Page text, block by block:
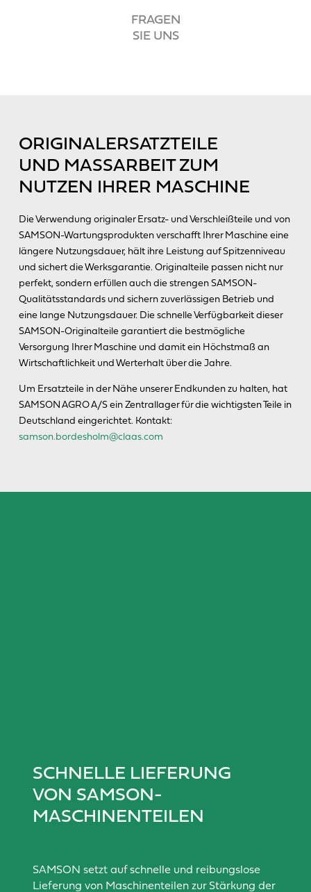
FRAGEN
SIE UNS
ORIGINALERSATZTEILE
UND MASSARBEIT ZUM
NUTZEN IHRER MASCHINE
Die Verwendung originaler Ersatz- und Verschleißteile und von
SAMSON-Wartungsprodukten verschafft Ihrer Maschine eine
längere Nutzungsdauer, hält ihre Leistung auf Spitzenniveau
und sichert die Werksgarantie. Originalteile passen nicht nur
perfekt, sondern erfüllen auch die strengen SAMSON-
Qualitätsstandards und sichern zuverlässigen Betrieb und
eine lange Nutzungsdauer. Die schnelle Verfügbarkeit dieser
SAMSON-Originalteile garantiert die bestmögliche
Versorgung Ihrer Maschine und damit ein Höchstmaß an
Wirtschaftlichkeit und Werterhalt über die Jahre.
Um Ersatzteile in der Nähe unserer Endkunden zu halten, hat
SAMSON AGRO A/S ein Zentrallager für die wichtigsten Teile in
Deutschland eingerichtet. Kontakt:
samson.bordesholm@claas.com
SCHNELLE LIEFERUNG
VON SAMSON-
MASCHINENTEILEN
SAMSON setzt auf schnelle und reibungslose
Lieferung von Maschinenteilen zur Stärkung der